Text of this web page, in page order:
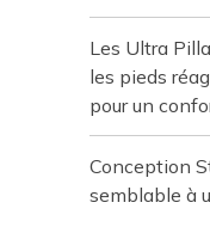
Les Ultra
les pieds
pour un
Conception
semblable à